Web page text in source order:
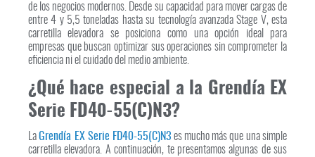
de los negocios modernos. Desde su capacidad para mover cargas de
entre 4 y 5,5 toneladas hasta su tecnología avanzada Stage V, esta
carretilla elevadora se posiciona como una opción ideal para
empresas que buscan optimizar sus operaciones sin comprometer la
eficiencia ni el cuidado del medio ambiente.
¿Qué hace especial a la Grendía EX
Serie FD40-55(C)N3?
LaGrendía EX Serie FD40-55(C)N3 es mucho más que una simple
carretilla elevadora. A continuación, te presentamos algunas de sus